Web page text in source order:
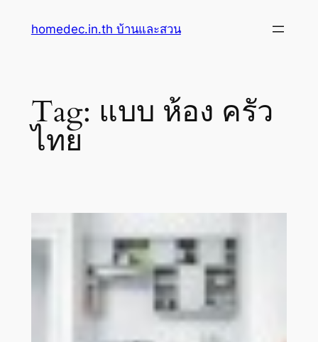
homedec.in.th บ้านและสวน
Tag: แบบ ห้อง ครัว
ไทย